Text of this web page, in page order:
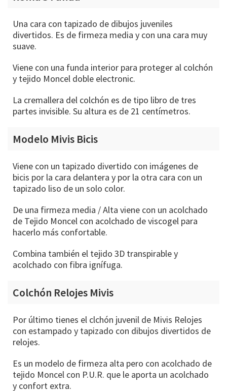
Una cara con tapizado de dibujos juveniles
divertidos. Es de firmeza media y con una cara muy
suave.
Viene con una funda interior para proteger al colchón
y tejido Moncel doble electronic.
La cremallera del colchón es de tipo libro de tres
partes invisible. Su altura es de 21 centímetros.
Modelo Mivis Bicis
Viene con un tapizado divertido con imágenes de
bicis por la cara delantera y por la otra cara con un
tapizado liso de un solo color.
De una firmeza media / Alta viene con un acolchado
de Tejido Moncel con acolchado de viscogel para
hacerlo más confortable.
Combina también el tejido 3D transpirable y
acolchado con fibra ignífuga.
Colchón Relojes Mivis
Por último tienes el clchón juvenil de Mivis Relojes
con estampado y tapizado con dibujos divertidos de
relojes.
Es un modelo de firmeza alta pero con acolchado de
tejido Moncel con P.U.R. que le aporta un acolchado
y confort extra.